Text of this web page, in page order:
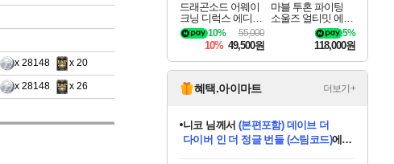
x 28148 x 20
x 28148 x 26
드래곤소드 어웨이
크닝 디럭스 에디션
DragonSword Awake
ning Deluxe Edition
55,000
10%
10% 49,500원
마블 투혼 파이팅
소울즈 얼티밋 에디
션 MARVEL Tokon
Fighting Souls Ultima
5%
118,000원
혜택.아이마트 더보기+
니코님께서 (본편포함) 데이브 더
다이버 인 더 정글 번들 (스팀코드)에